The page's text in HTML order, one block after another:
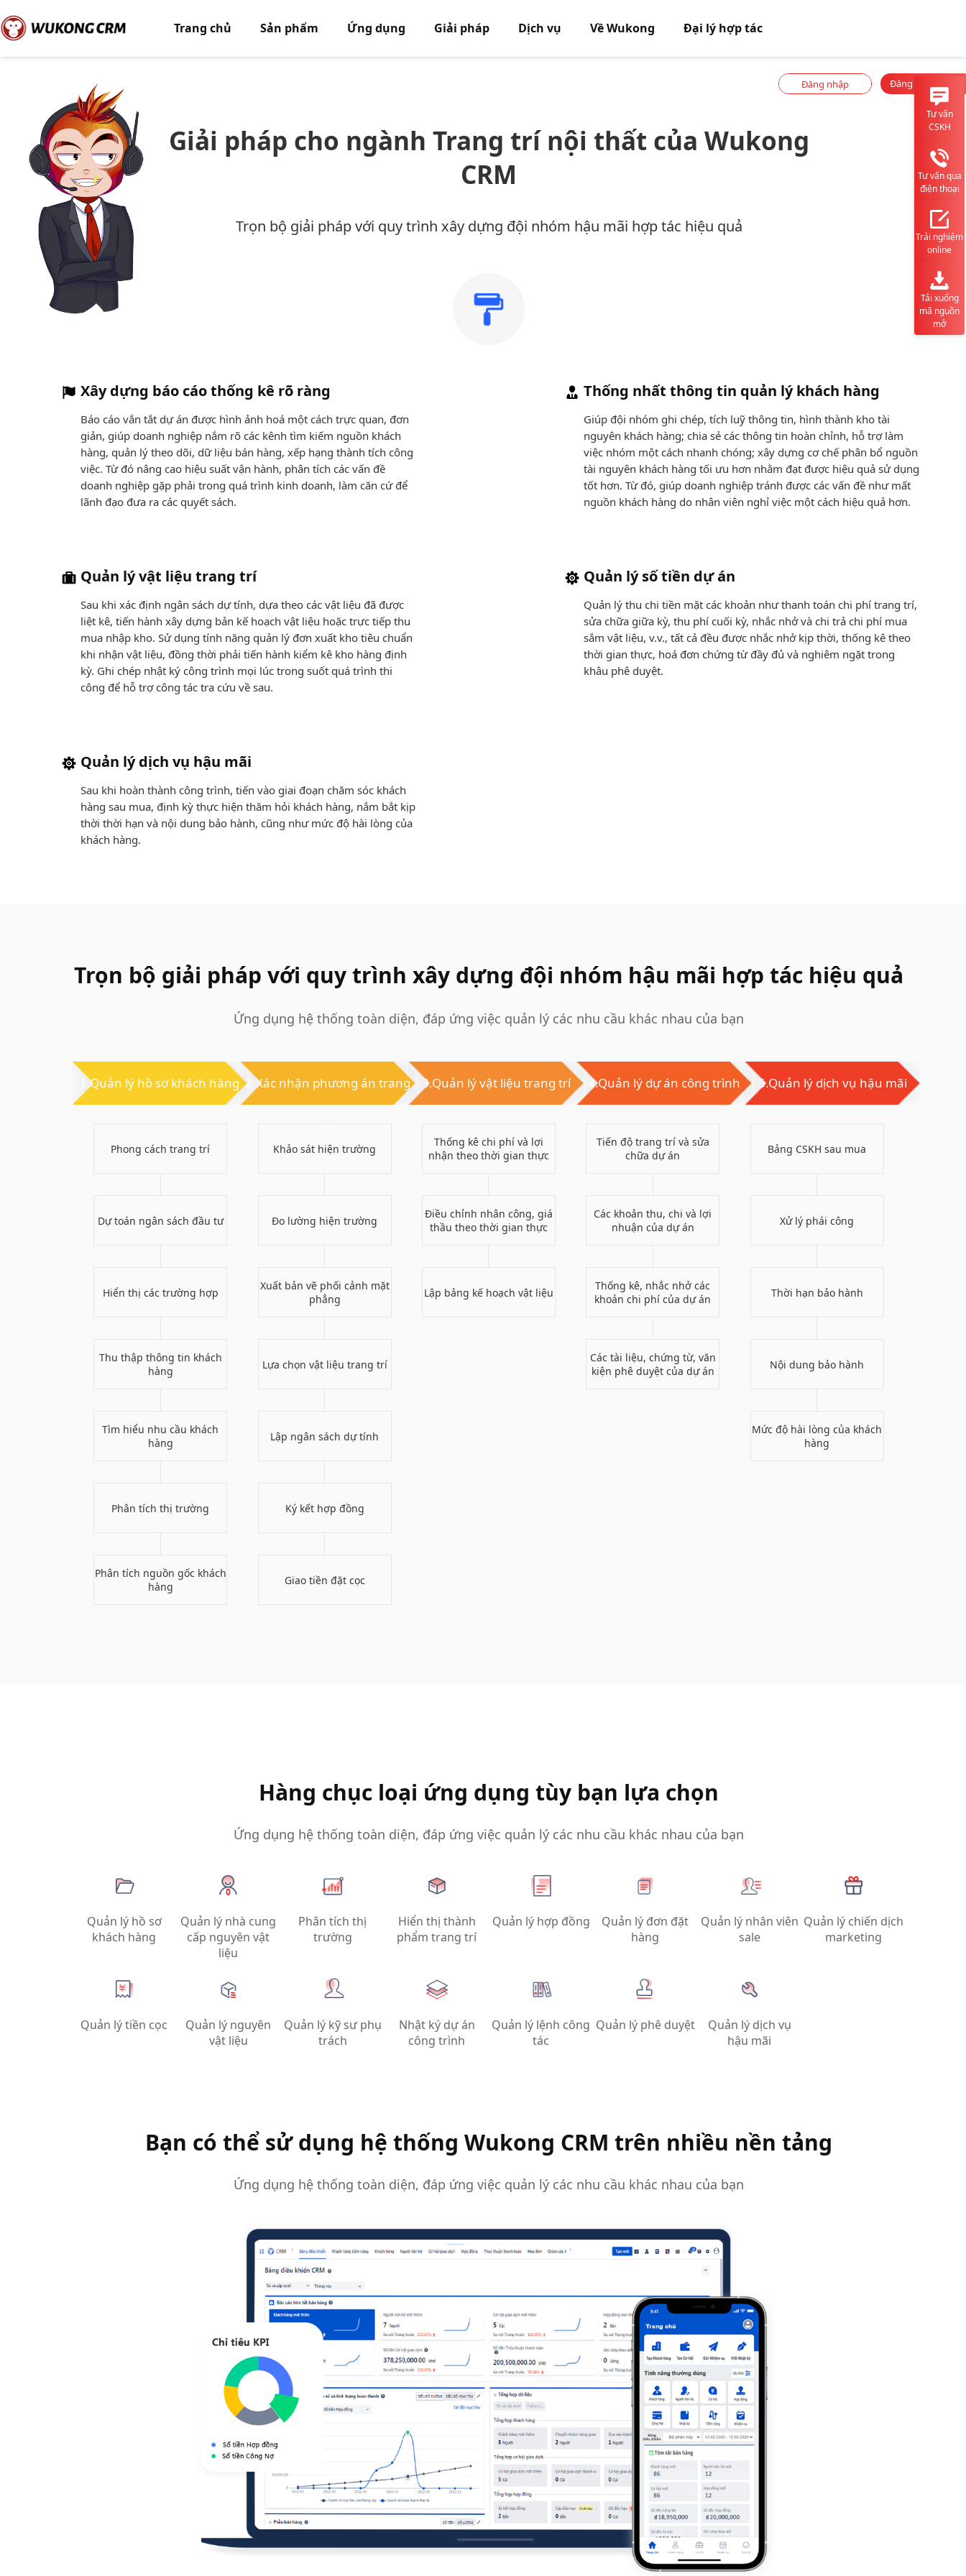
Trang chủ Sản phẩm Ứng dụng Giải pháp Dịch vụ Về Wukong Đại lý hợp tác
Đăng ký miễn phí
Đăng nhập
Tư vấn
CSKH
Tư vấn qua
điện thoại
Trải nghiệm
online
Tải xuống
mã nguồn
mở
Giải pháp cho ngành Trang trí nội thất của Wukong
CRM
Trọn bộ giải pháp với quy trình xây dựng đội nhóm hậu mãi hợp tác hiệu quả
Xây dựng báo cáo thống kê rõ ràng
Báo cáo vắn tắt dự án được hình ảnh hoá một cách trực quan, đơn
giản, giúp doanh nghiệp nắm rõ các kênh tìm kiếm nguồn khách
hàng, quản lý theo dõi, dữ liệu bán hàng, xếp hạng thành tích công
việc. Từ đó nâng cao hiệu suất vận hành, phân tích các vấn đề
doanh nghiệp gặp phải trong quá trình kinh doanh, làm căn cứ để
lãnh đạo đưa ra các quyết sách.
Thống nhất thông tin quản lý khách hàng
Giúp đội nhóm ghi chép, tích luỹ thông tin, hình thành kho tài
nguyên khách hàng; chia sẻ các thông tin hoàn chỉnh, hỗ trợ làm
việc nhóm một cách nhanh chóng; xây dựng cơ chế phân bổ nguồn
tài nguyên khách hàng tối ưu hơn nhằm đạt được hiệu quả sử dụng
tốt hơn. Từ đó, giúp doanh nghiệp tránh được các vấn đề như mất
nguồn khách hàng do nhân viên nghỉ việc một cách hiệu quả hơn.
Quản lý vật liệu trang trí
Sau khi xác định ngân sách dự tính, dựa theo các vật liệu đã được
liệt kê, tiến hành xây dựng bản kế hoạch vật liệu hoặc trực tiếp thu
mua nhập kho. Sử dụng tính năng quản lý đơn xuất kho tiêu chuẩn
khi nhận vật liệu, đồng thời phải tiến hành kiểm kê kho hàng định
kỳ. Ghi chép nhật ký công trình mọi lúc trong suốt quá trình thi
công để hỗ trợ công tác tra cứu về sau.
Quản lý số tiền dự án
Quản lý thu chi tiền mặt các khoản như thanh toán chi phí trang trí,
sửa chữa giữa kỳ, thu phí cuối kỳ, nhắc nhở và chi trả chi phí mua
sắm vật liệu, v.v., tất cả đều được nhắc nhở kịp thời, thống kê theo
thời gian thực, hoá đơn chứng từ đầy đủ và nghiêm ngặt trong
khâu phê duyệt.
Quản lý dịch vụ hậu mãi
Sau khi hoàn thành công trình, tiến vào giai đoạn chăm sóc khách
hàng sau mua, định kỳ thực hiện thăm hỏi khách hàng, nắm bắt kịp
thời thời hạn và nội dung bảo hành, cũng như mức độ hài lòng của
khách hàng.
Trọn bộ giải pháp với quy trình xây dựng đội nhóm hậu mãi hợp tác hiệu quả
Ứng dụng hệ thống toàn diện, đáp ứng việc quản lý các nhu cầu khác nhau của bạn
1.Quản lý hồ sơ khách hàng 2.Xác nhận phương án trang
trí
3.Quản lý vật liệu trang trí 4.Quản lý dự án công trình 5.Quản lý dịch vụ hậu mãi
Phong cách trang trí
Dự toán ngân sách đầu tư
Hiển thị các trường hợp
Thu thập thông tin khách
hàng
Tìm hiểu nhu cầu khách
hàng
Phân tích thị trường
Phân tích nguồn gốc khách
hàng
Khảo sát hiện trường
Đo lường hiện trường
Xuất bản vẽ phối cảnh mặt
phẳng
Lựa chọn vật liệu trang trí
Lập ngân sách dự tính
Ký kết hợp đồng
Giao tiền đặt cọc
Thống kê chi phí và lợi
nhận theo thời gian thực
Điều chỉnh nhân công, giá
thầu theo thời gian thực
Lập bảng kế hoạch vật liệu
Tiến độ trang trí và sửa
chữa dự án
Các khoản thu, chi và lợi
nhuận của dự án
Thống kê, nhắc nhở các
khoản chi phí của dự án
Các tài liệu, chứng từ, văn
kiện phê duyệt của dự án
Bảng CSKH sau mua
Xử lý phái công
Thời hạn bảo hành
Nội dung bảo hành
Mức độ hài lòng của khách
hàng
Hàng chục loại ứng dụng tùy bạn lựa chọn
Ứng dụng hệ thống toàn diện, đáp ứng việc quản lý các nhu cầu khác nhau của bạn
Quản lý hồ sơ
khách hàng
Quản lý nhà cung
cấp nguyên vật
liệu
Phân tích thị
trường
Hiển thị thành
phẩm trang trí
Quản lý hợp đồng
Quản lý đơn đặt
hàng
Quản lý nhân viên
sale
Quản lý chiến dịch
marketing
Quản lý tiền cọc
Quản lý nguyên
vật liệu
Quản lý kỹ sư phụ
trách
Nhật ký dự án
công trình
Quản lý lệnh công
tác
Quản lý phê duyệt
Quản lý dịch vụ
hậu mãi
Bạn có thể sử dụng hệ thống Wukong CRM trên nhiều nền tảng
Ứng dụng hệ thống toàn diện, đáp ứng việc quản lý các nhu cầu khác nhau của bạn